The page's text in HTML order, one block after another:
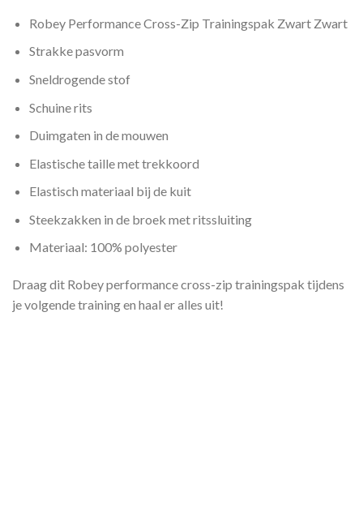
Robey Performance Cross-Zip Trainingspak Zwart Zwart
Strakke pasvorm
Sneldrogende stof
Schuine rits
Duimgaten in de mouwen
Elastische taille met trekkoord
Elastisch materiaal bij de kuit
Steekzakken in de broek met ritssluiting
Materiaal: 100% polyester
Draag dit Robey performance cross-zip trainingspak tijdens
je volgende training en haal er alles uit!